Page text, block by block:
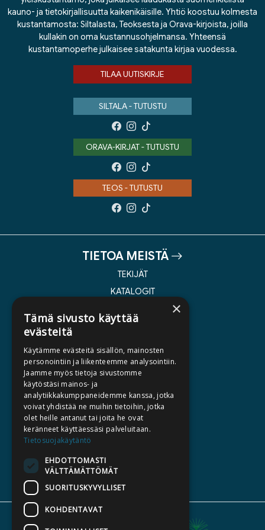
kauno- ja tietokirjallisuutta kaikenikäisille. Yhtiö koostuu kolmesta
kustantamosta: Siltalasta, Teoksesta ja Orava-kirjoista, joilla
kullakin on oma kustannusohjelmansa. Yhteensä
kustantamoperhe julkaisee satakunta kirjaa vuodessa.
TILAA UUTISKIRJE
SILTALA - TUTUSTU
ORAVA-KIRJAT - TUTUSTU
TEOS - TUTUSTU
TIETOA MEISTÄ
TEKIJÄT
KATALOGIT
KIRJA TILAUSTYÖNÄ
MEDIALLE
LASKUTUSOSOITTEET
SILTALA.FI
ENNAKKOTILATTAVAT
LAHJAKORTTI
×
Tämä sivusto käyttää
evästeitä
Käytämme evästeitä sisällön, mainosten
personointiin ja liikenteemme analysointiin.
Jaamme myös tietoja sivustomme
käytöstäsi mainos- ja
analytiikkakumppaneidemme kanssa, jotka
voivat yhdistää ne muihin tietoihin, jotka
olet heille antanut tai joita he ovat
keränneet käyttäessäsi palveluitaan.
Tietosuojakäytäntö
EHDOTTOMASTI
VÄLTTÄMÄTTÖMÄT
SUORITUSKYVYLLISET
KOHDENTAVAT